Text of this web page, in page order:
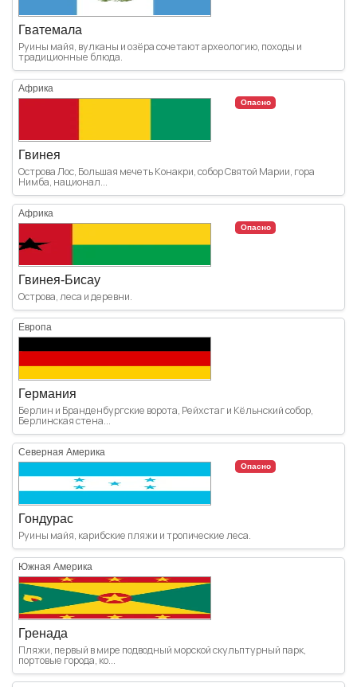
Гватемала
Руины майя, вулканы и озёра сочетают археологию, походы и
традиционные блюда.
Африка
Опасно
Гвинея
Острова Лос, Большая мечеть Конакри, собор Святой Марии, гора
Нимба, национал...
Африка
Опасно
Гвинея-Бисау
Острова, леса и деревни.
Европа
Германия
Берлин и Бранденбургские ворота, Рейхстаг и Кёльнский собор,
Берлинская стена...
Северная Америка
Опасно
Гондурас
Руины майя, карибские пляжи и тропические леса.
Южная Америка
Гренада
Пляжи, первый в мире подводный морской скульптурный парк,
портовые города, ко...